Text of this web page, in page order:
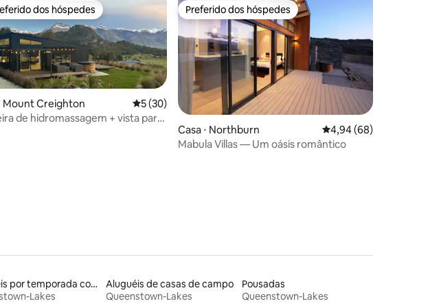
média de 5, 55 avaliações
os melhores preferidos dos hóspedes
dos hóspedes
Mount Creighton 5 de uma avaliação média de 5, 30 avaliações
5 (30)
de hidromassagem + vista para
Preferido dos hóspedes
Preferido dos hóspedes
Casa ⋅ Northburn 4,94 de uma
4,94 (68)
Mabula Villas — Um oásis romântico
Aluguéis por temporada com acesso à praia
Lakes
Aluguéis de casas de campo
Queenstown-Lakes
Pousadas
Queenstown-Lakes